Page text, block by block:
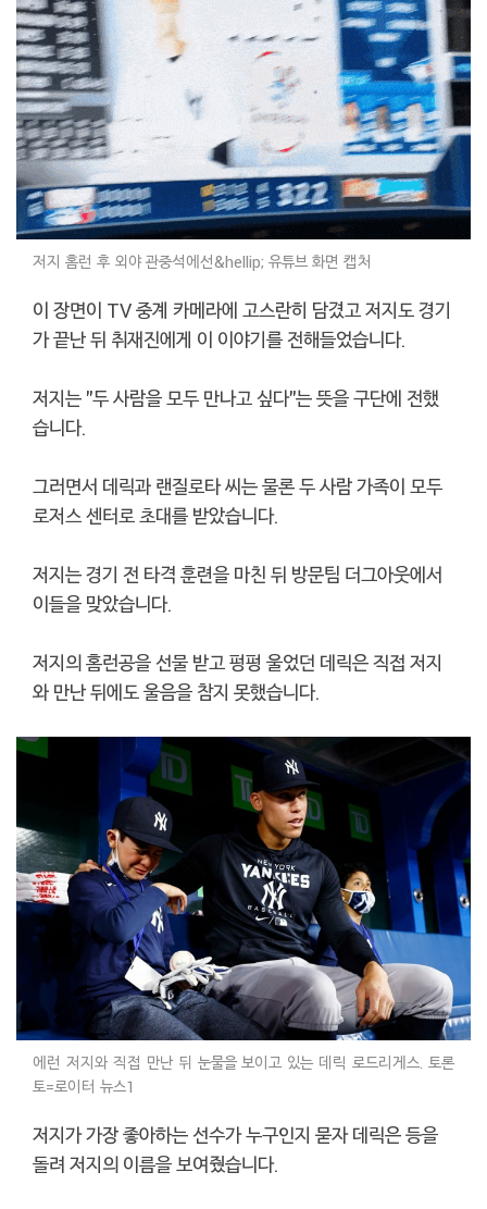
저지 홈런 후 외야 관중석에선&hellip; 유튜브 화면 캡처
이 장면이 TV 중계 카메라에 고스란히 담겼고 저지도 경기
가 끝난 뒤 취재진에게 이 이야기를 전해들었습니다.
저지는 "두 사람을 모두 만나고 싶다"는 뜻을 구단에 전했
습니다.
그러면서 데릭과 랜질로타 씨는 물론 두 사람 가족이 모두
로저스 센터로 초대를 받았습니다.
저지는 경기 전 타격 훈련을 마친 뒤 방문팀 더그아웃에서
이들을 맞았습니다.
저지의 홈런공을 선물 받고 펑펑 울었던 데릭은 직접 저지
와 만난 뒤에도 울음을 참지 못했습니다.
에런 저지와 직접 만난 뒤 눈물을 보이고 있는 데릭 로드리게스. 토론
토=로이터 뉴스1
저지가 가장 좋아하는 선수가 누구인지 묻자 데릭은 등을
돌려 저지의 이름을 보여줬습니다.